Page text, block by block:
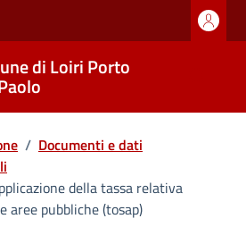
di Loiri Porto
/ Documenti e dati
della tassa relativa
aree pubbliche (tosap)